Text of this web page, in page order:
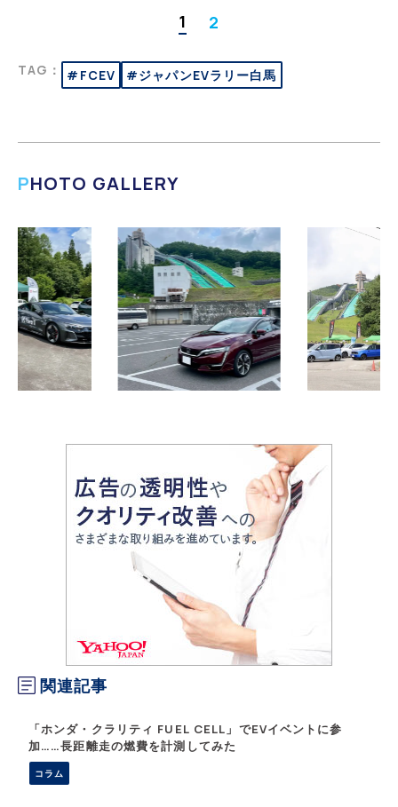
1 2
TAG： #FCEV #ジャパンEVラリー白馬
PHOTO GALLERY
関連記事
「ホンダ・クラリティ FUEL CELL」でEVイベントに参
加……長距離走の燃費を計測してみた
コラム